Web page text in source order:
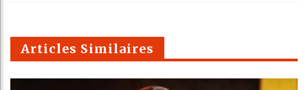
m
Articles Similaires